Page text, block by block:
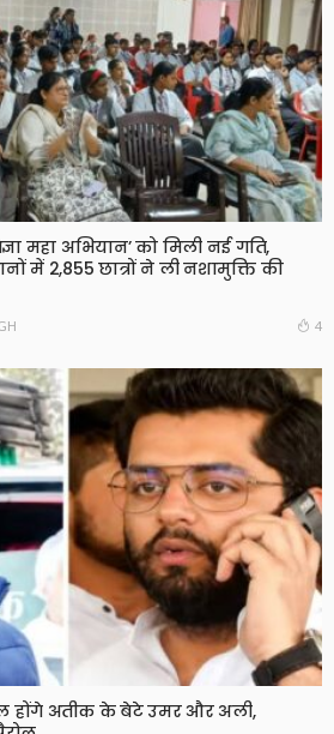
महा अभियान’ को मिली नई गति,
में 2,855 छात्रों ने ली नशामुक्ति की
4
होंगे अतीक के बेटे उमर और अली,